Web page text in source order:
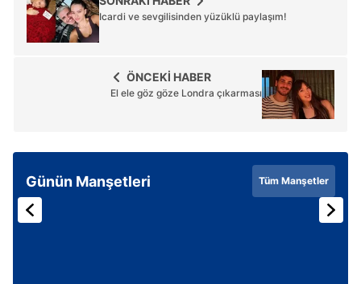
Icardi ve sevgilisinden yüzüklü paylaşım!
ÖNCEKİ HABER
El ele göz göze Londra çıkarması
Günün Manşetleri Tüm Manşetler